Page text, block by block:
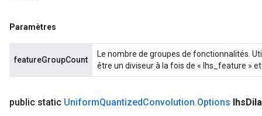
Paramètres
featureGroupCount
Le nombre de groupes de fonctionnalités.
être un diviseur à la fois de « lhs_feature »
public static UniformQuantizedConvolution.Options lhs